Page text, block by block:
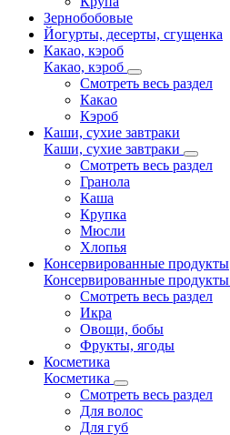
Зернобобовые
Йогурты, десерты, сгущенка
Какао, кэроб
Какао, кэроб
Смотреть весь раздел
Какао
Кэроб
Каши, сухие завтраки
Каши, сухие завтраки
Смотреть весь раздел
Гранола
Каша
Крупка
Мюсли
Хлопья
Консервированные продукты
Консервированные продукты
Смотреть весь раздел
Икра
Овощи, бобы
Фрукты, ягоды
Косметика
Косметика
Смотреть весь раздел
Для волос
Для губ